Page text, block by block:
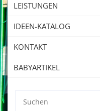
LEISTUNGEN
IDEEN-KATALOG
KONTAKT
BABYARTIKEL